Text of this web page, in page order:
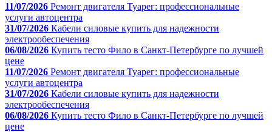
11/07/2026 Ремонт двигателя Туарег: профессиональные
услуги автоцентра
31/07/2026 Кабели силовые купить для надежности
электрообеспечения
06/08/2026 Купить тесто Фило в Санкт-Петербурге по лучшей
цене
11/07/2026 Ремонт двигателя Туарег: профессиональные
услуги автоцентра
31/07/2026 Кабели силовые купить для надежности
электрообеспечения
06/08/2026 Купить тесто Фило в Санкт-Петербурге по лучшей
цене